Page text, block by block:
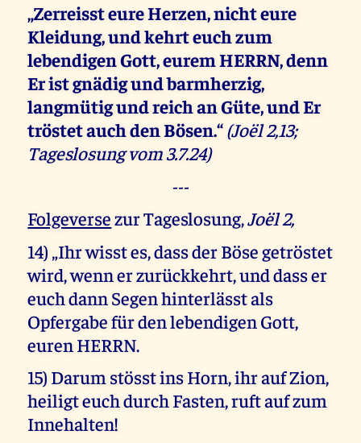
„Zerreisst eure Herzen, nicht eure
Kleidung, und kehrt euch zum
lebendigen Gott, eurem HERRN, denn
Er ist gnädig und barmherzig,
langmütig und reich an Güte, und Er
tröstet auch den Bösen.“(Joël 2,13;
Tageslosung vom 3.7.24)
---
Folgeversezur Tageslosung,Joël 2,
14) „Ihr wisst es, dass der Böse getröstet
wird, wenn er zurückkehrt, und dass er
euch dann Segen hinterlässt als
Opfergabe für den lebendigen Gott,
euren HERRN.
15) Darum stösst ins Horn, ihr auf Zion,
heiligt euch durch Fasten, ruft auf zum
Innehalten!